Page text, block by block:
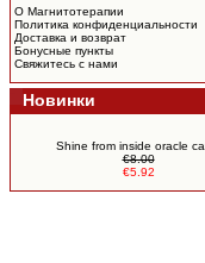
О Магнитотерапии
Политика конфиденциальности
Доставка и возврат
Бонусные пункты
Свяжитесь с нами
Новинки
Shine from inside oracle
€8.00
€5.92